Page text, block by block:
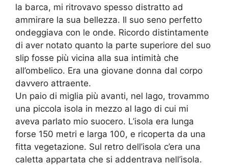
la barca, mi ritrovavo spesso distratto ad
ammirare la sua bellezza. Il suo seno perfetto
ondeggiava con le onde. Ricordo distintamente
di aver notato quanto la parte superiore del suo
slip fosse più vicina alla sua intimità che
all’ombelico. Era una giovane donna dal corpo
davvero attraente.
Un paio di miglia più avanti, nel lago, trovammo
una piccola isola in mezzo al lago di cui mi
aveva parlato mio suocero. L’isola era lunga
forse 150 metri e larga 100, e ricoperta da una
fitta vegetazione. Sul retro dell’isola c’era una
caletta appartata che si addentrava nell’isola.